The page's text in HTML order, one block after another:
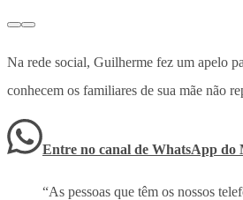
Na rede social, Guilherme fez um apelo
conhecem os familiares de sua mãe não
Entre no canal de WhatsApp do
“As pessoas que têm os nossos